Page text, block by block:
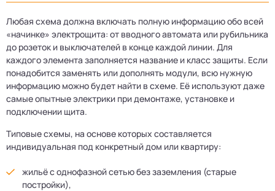
Любая схема должна включать полную информацию обо всей
«начинке» электрощита: от вводного автомата или рубильника
до розеток и выключателей в конце каждой линии. Для
каждого элемента заполняется название и класс защиты. Если
понадобится заменять или дополнять модули, всю нужную
информацию можно будет найти в схеме. Её используют даже
самые опытные электрики при демонтаже, установке и
подключении щита.
Типовые схемы, на основе которых составляется
индивидуальная под конкретный дом или квартиру:
жильё с однофазной сетью без заземления (старые
постройки),